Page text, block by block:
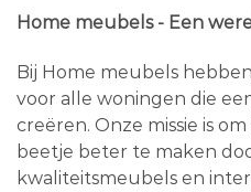
Home meubels - Een
Bij Home meubels
voor alle woningen die
creëren. Onze missie is
beetje beter te maken
kwaliteitsmeubels en